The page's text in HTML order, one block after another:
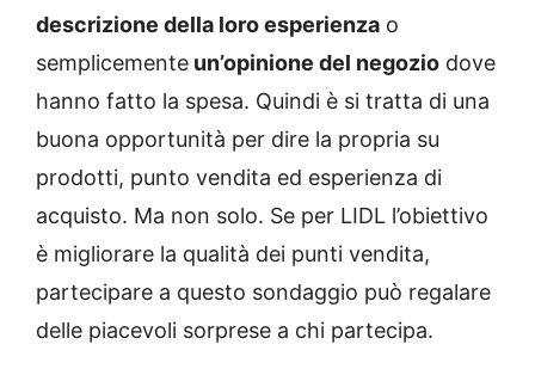
descrizione della loro esperienza o
semplicemente un’opinione del negozio dove
hanno fatto la spesa. Quindi è si tratta di una
buona opportunità per dire la propria su
prodotti, punto vendita ed esperienza di
acquisto. Ma non solo. Se per LIDL l’obiettivo
è migliorare la qualità dei punti vendita,
partecipare a questo sondaggio può regalare
delle piacevoli sorprese a chi partecipa.